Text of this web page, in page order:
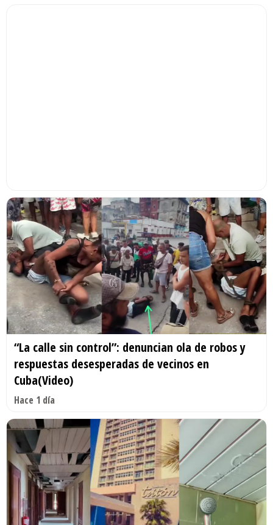
“La calle sin control”: denuncian ola de robos y
respuestas desesperadas de vecinos en
Cuba(Video)
Hace 1 día